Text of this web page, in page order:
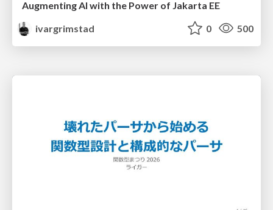
Augmenting AI with the Power of Jakarta EE
ivargrimstad
0 500